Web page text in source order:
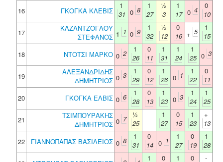
16
ΓΚΟΓΚΑ ΚΛΕΒΙΣ
1
31 0 8
1
27
½
3
1
17 0 4
0
10
17
ΚΑΖΑΝΤΖΟΓΛΟΥ
ΣΤΕΦΑΝΟΣ 1 1 0 9
1
32
½
12
0
16 + 5
1
15
18
ΝΤΟΤΣΙ ΜΑΡΚΟ 0 2
1
26
0
11
1
31
1
24
1
25 0 3
19
ΑΛΕΞΑΝΔΡΙΔΗΣ
ΔΗΜΗΤΡΙΟΣ 0 3
1
29
0
12
1
26 0 1
1
22
0
11
20
ΓΚΟΓΚΑ ΕΛΒΙΣ 0 6
1
28
0
13
1
23 0 3
1
24
1
25
21
ΤΣΙΜΠΟΥΡΑΚΗΣ
ΔΗΜΗΤΡΙΟΣ 0 7
½
25
1
27
0
15
1
23
+
13
22
ΓΙΑΝΝΟΠΑΠΑΣ ΒΑΣΙΛΕΙΟΣ 0 8
1
31
0
14 0 1
1
27
0
19
1
28
1
0
1
0
-